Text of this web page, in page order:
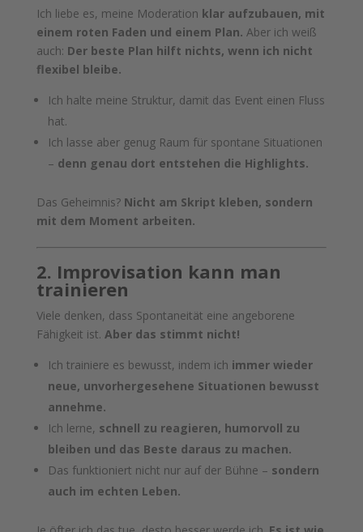
Ich liebe es, meine Moderation klar aufzubauen, mit
einem roten Faden und einem Plan. Aber ich weiß
auch: Der beste Plan hilft nichts, wenn ich nicht
flexibel bleibe.
Ich halte meine Struktur, damit das Event einen Fluss
hat.
Ich lasse aber genug Raum für spontane Situationen
– denn genau dort entstehen die Highlights.
Das Geheimnis? Nicht am Skript kleben, sondern
mit dem Moment arbeiten.
2. Improvisation kann man
trainieren
Viele denken, dass Spontaneität eine angeborene
Fähigkeit ist. Aber das stimmt nicht!
Ich trainiere es bewusst, indem ich immer wieder
neue, unvorhergesehene Situationen bewusst
annehme.
Ich lerne, schnell zu reagieren, humorvoll zu
bleiben und das Beste daraus zu machen.
Das funktioniert nicht nur auf der Bühne – sondern
auch im echten Leben.